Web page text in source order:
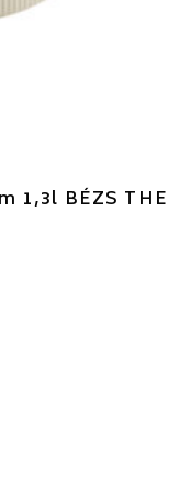
1,3l BÉZS THE